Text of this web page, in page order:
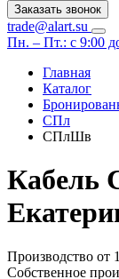
Заказать звонок
trade@alart.su
Пн. – Пт.: с 9:00
Главная
Каталог
СПл
СПлШв
Производство от
Собственное